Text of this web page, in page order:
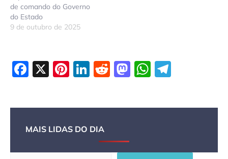
de comando do Governo
do Estado
9 de outubro de 2025
Facebook
X Pinterest
LinkedIn
Reddit
Mastodon
MAIS LIDAS DO DIA